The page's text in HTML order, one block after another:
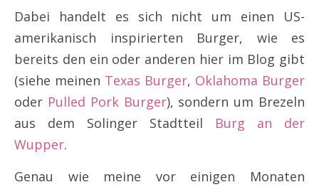
Dabei handelt es sich nicht um einen US-
amerikanisch inspirierten Burger, wie es
bereits den ein oder anderen hier im Blog gibt
(siehe meinen Texas Burger, Oklahoma Burger
oder Pulled Pork Burger), sondern um Brezeln
aus dem Solinger Stadtteil Burg an der
Wupper.
Genau wie meine vor einigen Monaten